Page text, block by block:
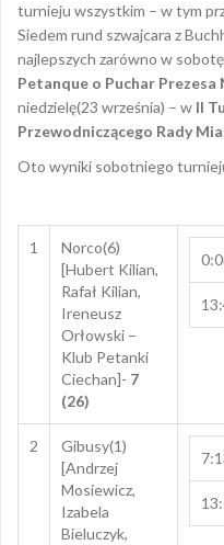
turnieju wszystkim – w tym
Siedem rund szwajcara z
najlepszych zarówno w
Petanque o Puchar Prezesa
niedzielę(23 września) – w II
Przewodniczącego Rady
Oto wyniki sobotniego
1
Norco(6)
[Hubert Kilian,
Rafał Kilian,
Ireneusz
Orłowski –
Klub Petanki
Ciechan]- 7
(26)
2
Gibusy(1)
[Andrzej
Mosiewicz,
Izabela
Bieluczyk,